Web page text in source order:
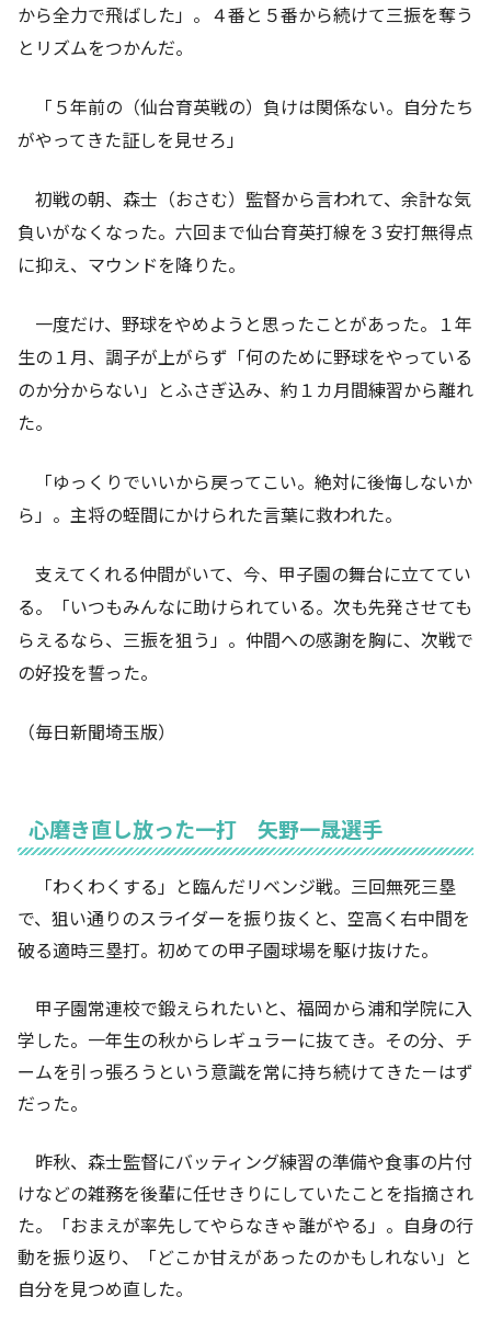
から全力で飛ばした」。４番と５番から続けて三振を奪う
とリズムをつかんだ。
「５年前の（仙台育英戦の）負けは関係ない。自分たち
がやってきた証しを見せろ」
初戦の朝、森士（おさむ）監督から言われて、余計な気
負いがなくなった。六回まで仙台育英打線を３安打無得点
に抑え、マウンドを降りた。
一度だけ、野球をやめようと思ったことがあった。１年
生の１月、調子が上がらず「何のために野球をやっている
のか分からない」とふさぎ込み、約１カ月間練習から離れ
た。
「ゆっくりでいいから戻ってこい。絶対に後悔しないか
ら」。主将の蛭間にかけられた言葉に救われた。
支えてくれる仲間がいて、今、甲子園の舞台に立ててい
る。「いつもみんなに助けられている。次も先発させても
らえるなら、三振を狙う」。仲間への感謝を胸に、次戦で
の好投を誓った。
（毎日新聞埼玉版）
心磨き直し放った一打 矢野一晟選手
「わくわくする」と臨んだリベンジ戦。三回無死三塁
で、狙い通りのスライダーを振り抜くと、空高く右中間を
破る適時三塁打。初めての甲子園球場を駆け抜けた。
甲子園常連校で鍛えられたいと、福岡から浦和学院に入
学した。一年生の秋からレギュラーに抜てき。その分、チ
ームを引っ張ろうという意識を常に持ち続けてきた－はず
だった。
昨秋、森士監督にバッティング練習の準備や食事の片付
けなどの雑務を後輩に任せきりにしていたことを指摘され
た。「おまえが率先してやらなきゃ誰がやる」。自身の行
動を振り返り、「どこか甘えがあったのかもしれない」と
自分を見つめ直した。